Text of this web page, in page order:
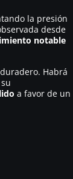
la presión
desde
notable
Habrá
a favor de un